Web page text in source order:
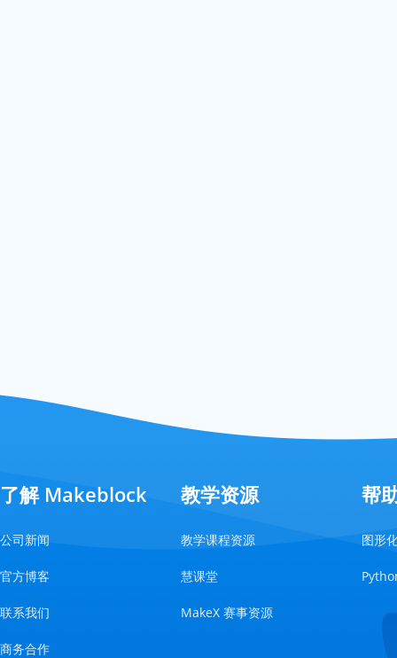
了解 Makeblock
公司新闻
官方博客
联系我们
商务合作
教学资源
教学课程资源
慧课堂
MakeX 赛事资源
帮
图形